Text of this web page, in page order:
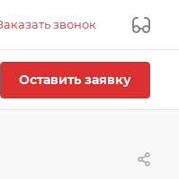
звонок
Оставить заявку